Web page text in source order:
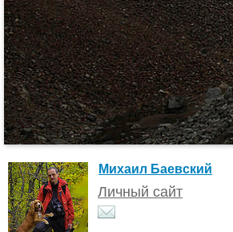
Михаил Баевский
Личный сайт